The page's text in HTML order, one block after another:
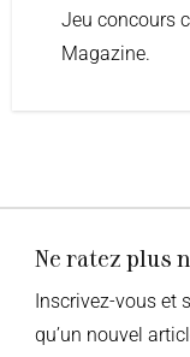
Jeu concours
Magazine.
Ne ratez plus
Inscrivez-vous et
qu’un nouvel